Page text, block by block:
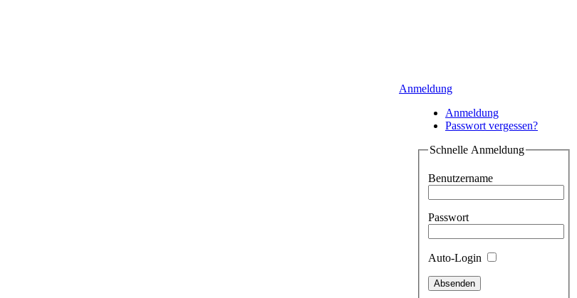
Anmeldung
Anmeldung
Passwort vergessen?
Schnelle Anmeldung
Benutzername
Passwort
Auto-Login